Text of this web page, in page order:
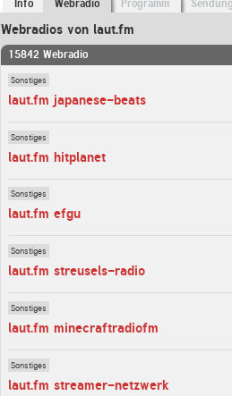
Info Webradio Programm
Webradios von laut.fm
15842 Webradio
Sonstiges
laut.fm japanese-beats
Sonstiges
laut.fm hitplanet
Sonstiges
laut.fm efgu
Sonstiges
laut.fm streusels-radio
Sonstiges
laut.fm minecraftradiofm
Sonstiges
laut.fm streamer-netzwerk